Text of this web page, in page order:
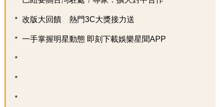
改版大回饋 熱門3C大獎接力送
一手掌握明星動態 即刻下載娛樂星聞APP